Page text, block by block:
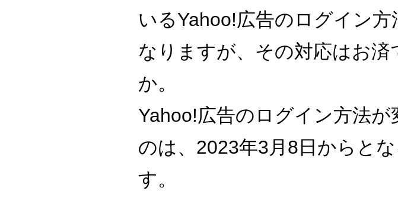
いるYahoo!広告のログイン方
なりますが、その対応はお済
か。
Yahoo!広告のログイン方法が
のは、2023年3月8日からと
す。